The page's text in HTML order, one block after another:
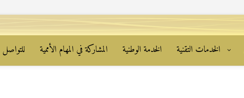
الخدمات التقنية الخدمة الوطنية المشاركة في المهام الأممية للتواصل